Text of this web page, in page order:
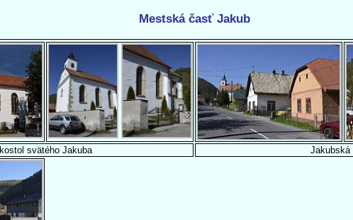
Mestská časť Jakub
kostol svätého Jakuba Jakubská